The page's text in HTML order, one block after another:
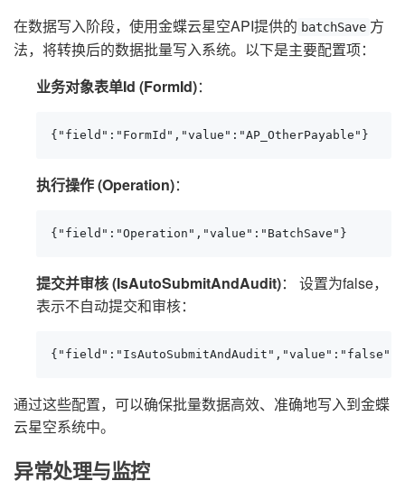
在数据写入阶段，使用金蝶云星空API提供的 batchSave 方
法，将转换后的数据批量写入系统。以下是主要配置项：
业务对象表单Id (FormId)：
{"field":"FormId","value":"AP_OtherPayable"}
执行操作 (Operation)：
{"field":"Operation","value":"BatchSave"}
提交并审核 (IsAutoSubmitAndAudit)： 设置为false，
表示不自动提交和审核：
{"field":"IsAutoSubmitAndAudit","value":"false"}
通过这些配置，可以确保批量数据高效、准确地写入到金蝶
云星空系统中。
异常处理与监控